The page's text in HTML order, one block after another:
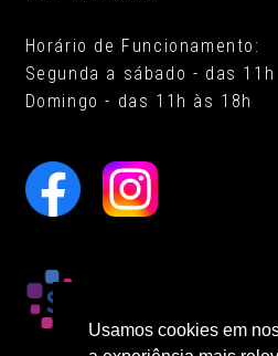
Horário de Funcionamento:
Segunda a sábado - das
Domingo - das 11h às 18h
Usamos cookies em